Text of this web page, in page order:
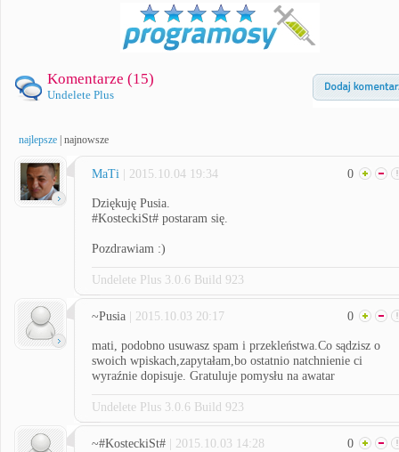
Komentarze (15)
Undelete Plus
najlepsze najnowsze
MaTi | 2015.10.04 19:34 0
Dziękuję Pusia.
#KosteckiSt# postaram się.
Pozdrawiam :)
Undelete Plus 3.0.6 Build 923
~Pusia | 2015.10.03 20:17 0
mati, podobno usuwasz spam i przekleństwa.Co sądzisz o
swoich wpiskach,zapytałam,bo ostatnio natchnienie ci
wyraźnie dopisuje. Gratuluje pomysłu na awatar
Undelete Plus 3.0.6 Build 923
~#KosteckiSt# | 2015.10.03 14:28 0